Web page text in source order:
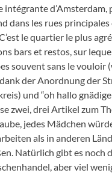
intégrante d’Amsterdam
dans les rues
le quartier le plus
bars et restos sur
souvent sans le vouloir
der Anordnung der
und “oh hallo
zwei, drei Artikel zum
jedes Mädchen
als in anderen
Natürlich gibt es noch
aber viel